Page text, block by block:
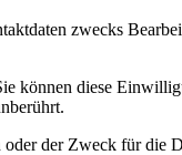
zwecks
können diese
der Zweck für die